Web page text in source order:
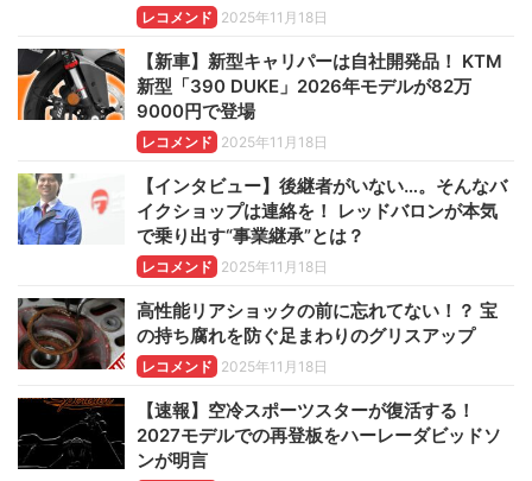
レコメンド 2025年11月18日
【新車】新型キャリパーは自社開発品！ KTM
新型「390 DUKE」2026年モデルが82万
9000円で登場
レコメンド 2025年11月18日
【インタビュー】後継者がいない…。そんなバ
イクショップは連絡を！ レッドバロンが本気
で乗り出す“事業継承”とは？
レコメンド 2025年11月18日
高性能リアショックの前に忘れてない！？ 宝
の持ち腐れを防ぐ足まわりのグリスアップ
レコメンド 2025年11月18日
【速報】空冷スポーツスターが復活する！
2027モデルでの再登板をハーレーダビッドソ
ンが明言